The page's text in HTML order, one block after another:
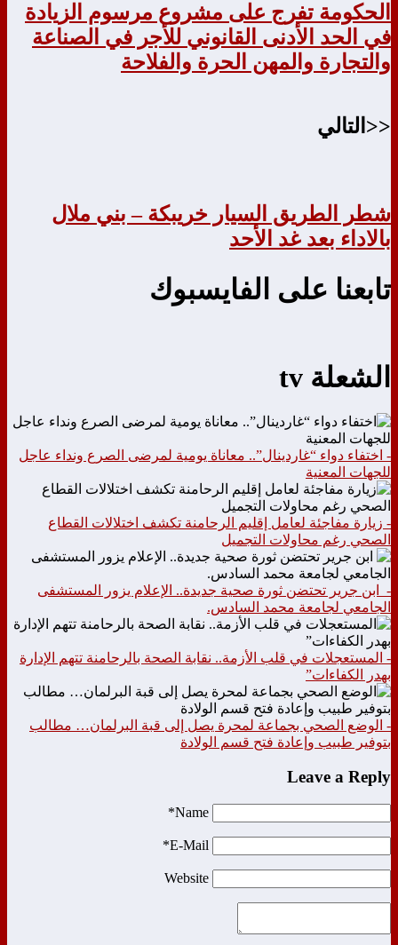
الحكومة تفرج على مشروع مرسوم الزيادة
في الحد الأدنى القانوني للأجر في الصناعة
والتجارة والمهن الحرة والفلاحة
<<التالي
شطر الطريق السيار خريبكة – بني ملال
بالاداء بعد غد الأحد
تابعنا على الفايسبوك
الشعلة tv
- اختفاء دواء “غاردينال”.. معاناة يومية لمرضى الصرع ونداء عاجل
للجهات المعنية
- زيارة مفاجئة لعامل إقليم الرحامنة تكشف اختلالات القطاع
الصحي رغم محاولات التجميل
- ابن جرير تحتضن ثورة صحية جديدة.. الإعلام يزور المستشفى
الجامعي لجامعة محمد السادس.
- المستعجلات في قلب الأزمة.. نقابة الصحة بالرحامنة تتهم الإدارة
بهدر الكفاءات”
- الوضع الصحي بجماعة لمحرة يصل إلى قبة البرلمان… مطالب
بتوفير طبيب وإعادة فتح قسم الولادة
Leave a Reply
Name*
E-Mail*
Website